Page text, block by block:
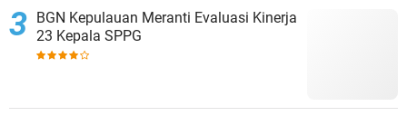
BGN Kepulauan Meranti Evaluasi Kinerja
23 Kepala SPPG